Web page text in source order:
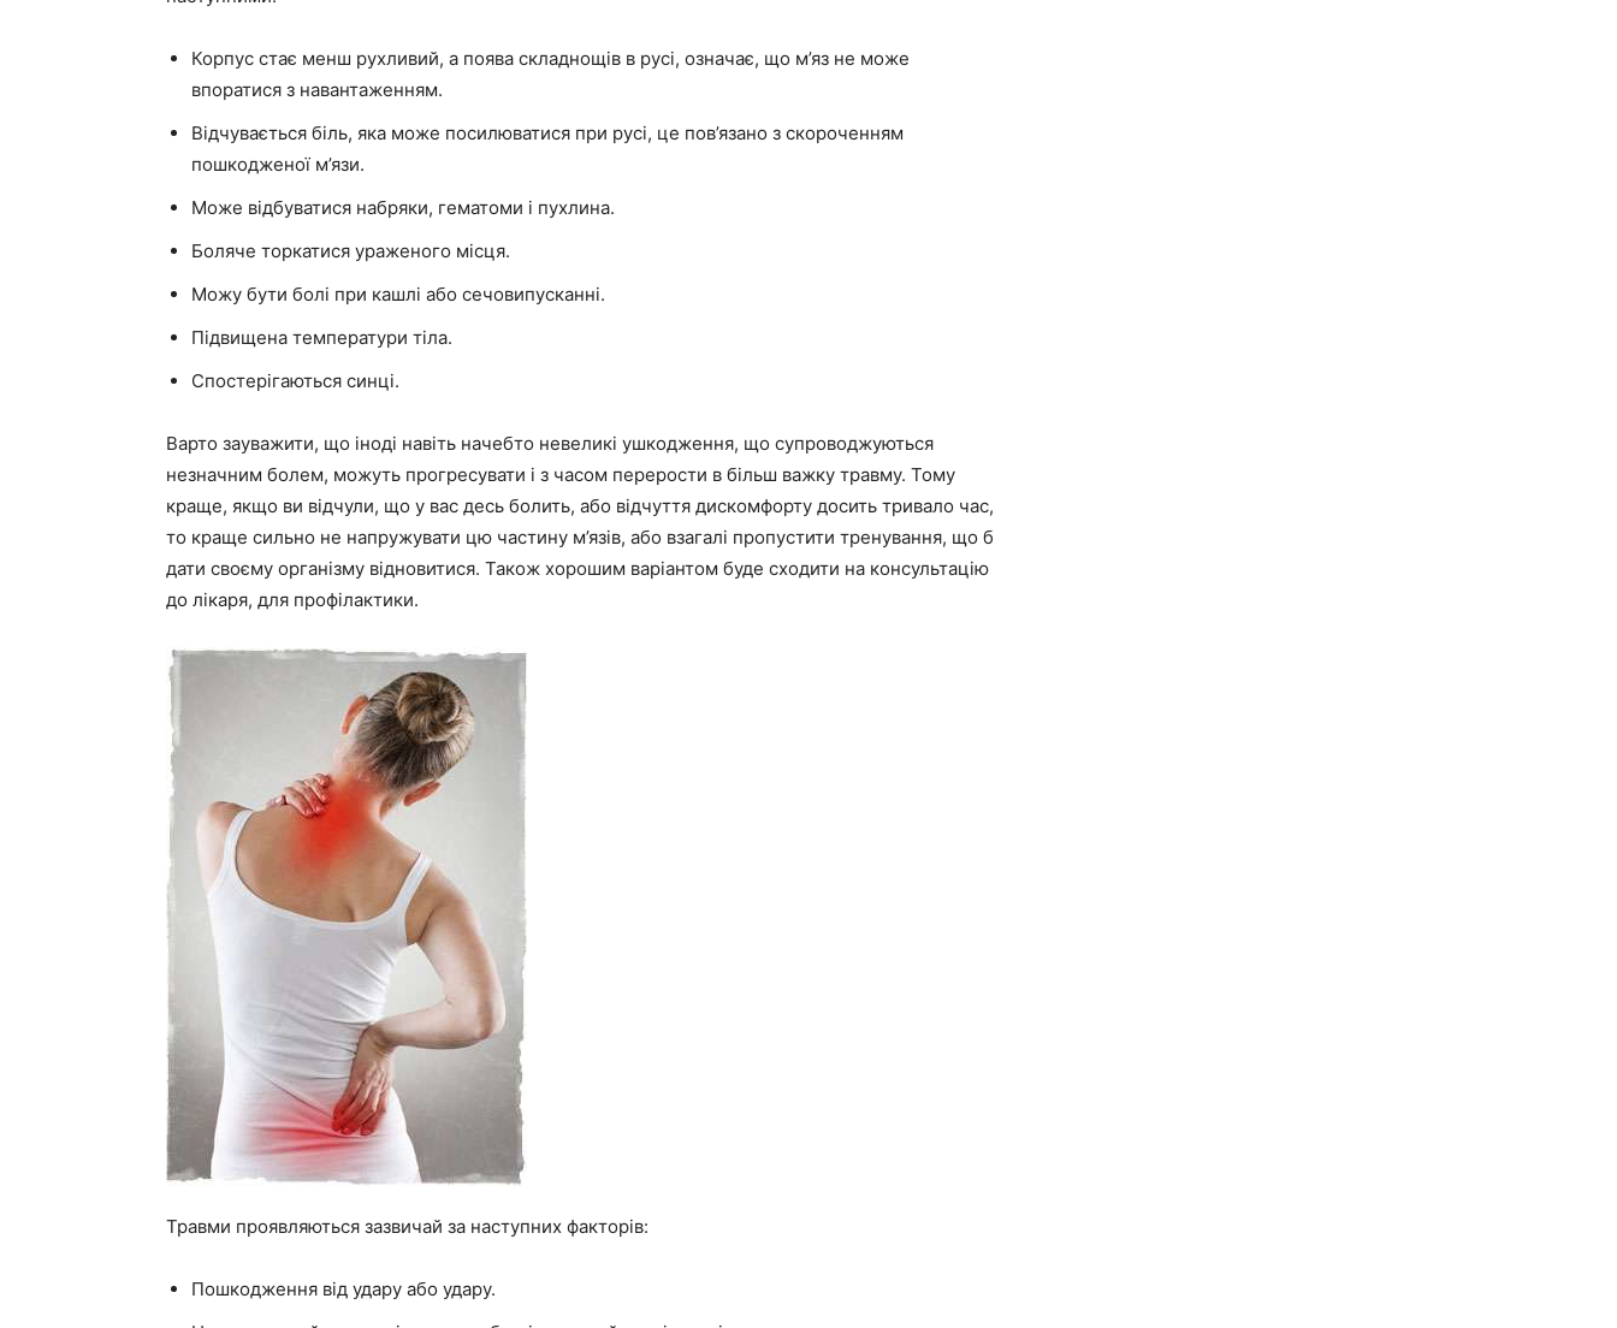
Корпус стає менш рухливий, а поява складнощів в русі, означає, що м’яз не може
впоратися з навантаженням.
Відчувається біль, яка може посилюватися при русі, це пов’язано з скороченням
пошкодженої м’язи.
Може відбуватися набряки, гематоми і пухлина.
Боляче торкатися ураженого місця.
Можу бути болі при кашлі або сечовипусканні.
Підвищена температури тіла.
Спостерігаються синці.
Варто зауважити, що іноді навіть начебто невеликі ушкодження, що супроводжуються
незначним болем, можуть прогресувати і з часом перерости в більш важку травму. Тому
краще, якщо ви відчули, що у вас десь болить, або відчуття дискомфорту досить тривало час,
то краще сильно не напружувати цю частину м’язів, або взагалі пропустити тренування, що б
дати своєму організму відновитися. Також хорошим варіантом буде сходити на консультацію
до лікаря, для профілактики.
Травми проявляються зазвичай за наступних факторів:
Пошкодження від удару або удару.